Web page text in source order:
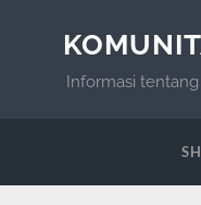
Informasi